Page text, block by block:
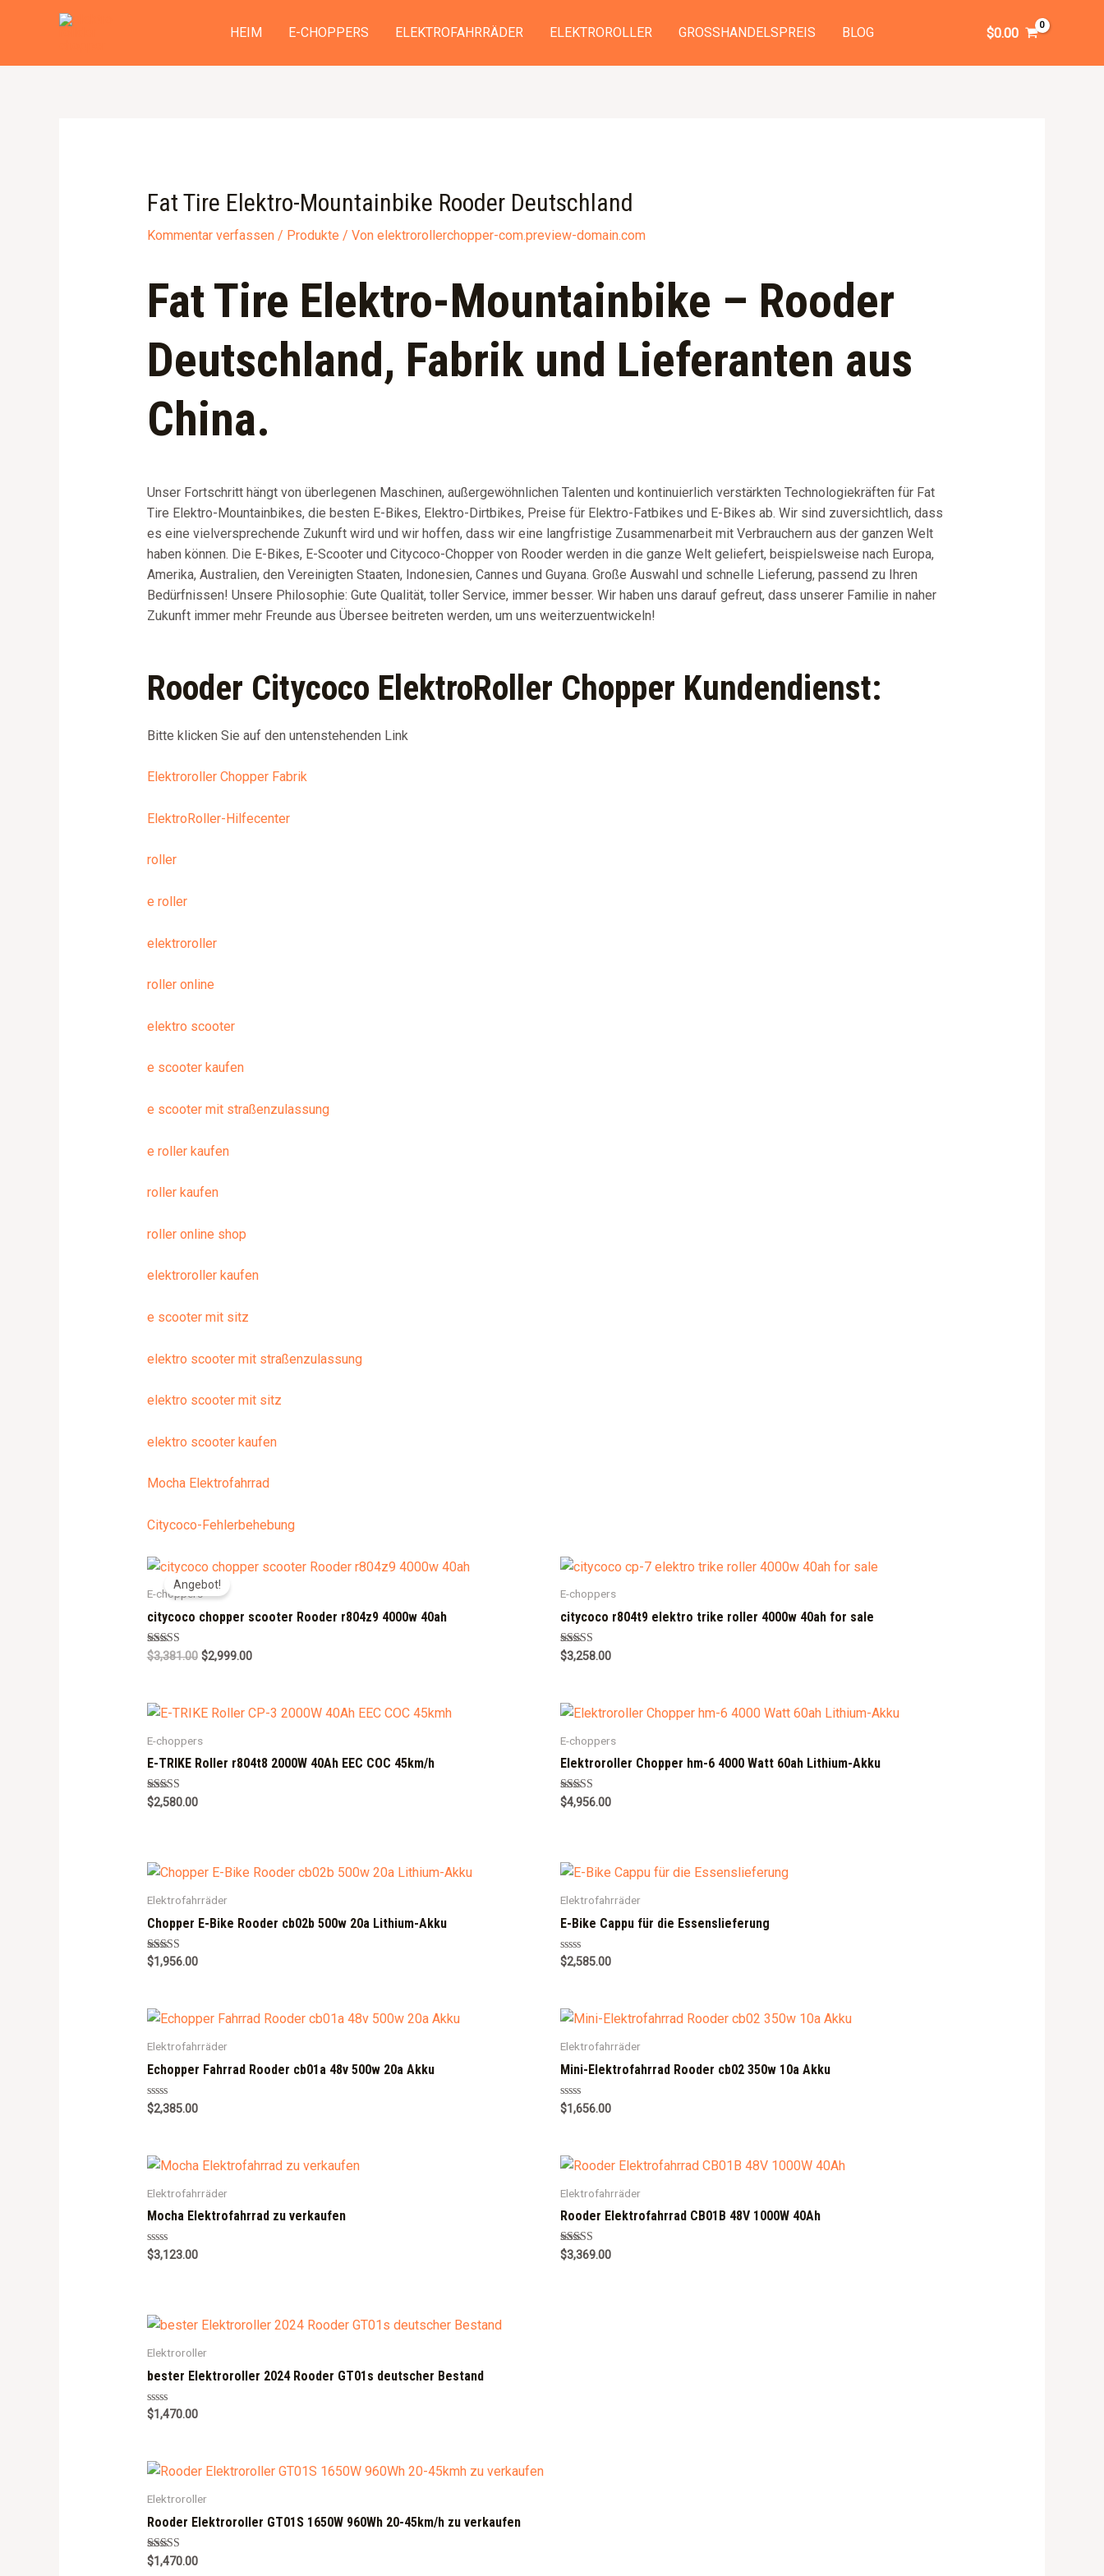
HEIM E-CHOPPERS ELEKTROFAHRRÄDER ELEKTROROLLER GROSSHANDELSPREIS BLOG $0.00
Fat Tire Elektro-Mountainbike Rooder Deutschland
Kommentar verfassen / Produkte / Von elektrorollerchopper-com.preview-domain.com
Fat Tire Elektro-Mountainbike – Rooder
Deutschland, Fabrik und Lieferanten aus
China.
Unser Fortschritt hängt von überlegenen Maschinen, außergewöhnlichen Talenten und kontinuierlich verstärkten Technologiekräften für Fat
Tire Elektro-Mountainbikes, die besten E-Bikes, Elektro-Dirtbikes, Preise für Elektro-Fatbikes und E-Bikes ab. Wir sind zuversichtlich, dass
es eine vielversprechende Zukunft wird und wir hoffen, dass wir eine langfristige Zusammenarbeit mit Verbrauchern aus der ganzen Welt
haben können. Die E-Bikes, E-Scooter und Citycoco-Chopper von Rooder werden in die ganze Welt geliefert, beispielsweise nach Europa,
Amerika, Australien, den Vereinigten Staaten, Indonesien, Cannes und Guyana. Große Auswahl und schnelle Lieferung, passend zu Ihren
Bedürfnissen! Unsere Philosophie: Gute Qualität, toller Service, immer besser. Wir haben uns darauf gefreut, dass unserer Familie in naher
Zukunft immer mehr Freunde aus Übersee beitreten werden, um uns weiterzuentwickeln!
Rooder Citycoco ElektroRoller Chopper Kundendienst:
Bitte klicken Sie auf den untenstehenden Link
Elektroroller Chopper Fabrik
ElektroRoller-Hilfecenter
roller
e roller
elektroroller
roller online
elektro scooter
e scooter kaufen
e scooter mit straßenzulassung
e roller kaufen
roller kaufen
roller online shop
elektroroller kaufen
e scooter mit sitz
elektro scooter mit straßenzulassung
elektro scooter mit sitz
elektro scooter kaufen
Mocha Elektrofahrrad
Citycoco-Fehlerbehebung
Angebot!
E-choppers
citycoco chopper scooter Rooder r804z9 4000w 40ah
Rated
5.00
$3,381.00 $2,999.00
E-choppers
citycoco r804t9 elektro trike roller 4000w 40ah for sale
Rated
5.00
$3,258.00
E-choppers
E-TRIKE Roller r804t8 2000W 40Ah EEC COC 45km/h
Rated
5.00
$2,580.00
E-choppers
Elektroroller Chopper hm-6 4000 Watt 60ah Lithium-Akku
Rated
5.00
$4,956.00
Elektrofahrräder
Chopper E-Bike Rooder cb02b 500w 20a Lithium-Akku
Rated
5.00
$1,956.00
Elektrofahrräder
E-Bike Cappu für die Essenslieferung
R
a
0
o
t
f
5
$2,585.00
Elektrofahrräder
Echopper Fahrrad Rooder cb01a 48v 500w 20a Akku
R
a
0
o
t
f
5
$2,385.00
Elektrofahrräder
Mini-Elektrofahrrad Rooder cb02 350w 10a Akku
R
a
0
o
t
f
5
$1,656.00
Elektrofahrräder
Mocha Elektrofahrrad zu verkaufen
R
a
o
u
o
f
5
$3,123.00
Elektrofahrräder
Rooder Elektrofahrrad CB01B 48V 1000W 40Ah
Rated
5.00
$3,369.00
Elektroroller
bester Elektroroller 2024 Rooder GT01s deutscher Bestand
R
a
0
o
t
f
5
$1,470.00
Elektroroller
Rooder Elektroroller GT01S 1650W 960Wh 20-45km/h zu verkaufen
Rated
5.00
$1,470.00